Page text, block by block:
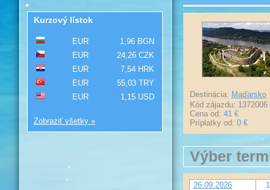
Destinácia: Maďarsko
Kód zájazdu: 1372006
Cena od: 41 €
Príplatky od: 0 €
Výber
26.09.2026
Kurzový lístok
EUR
1,96 BGN
EUR
24,26 CZK
EUR
7,54 HRK
EUR
55,03 TRY
EUR
1,15 USD
Zobraziť všetky »